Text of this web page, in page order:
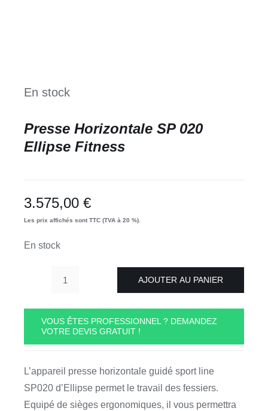
En stock
Presse Horizontale SP 020
Ellipse Fitness
3.575,00 €
Les prix affichés sont TTC (TVA à 20 %).
En stock
quantité
Presse
Horizontale
Fitness
AJOUTER AU PANIER
VOUS ÊTES PROFESSIONNEL ? DEMANDEZ
VOTRE DEVIS GRATUIT !
L’appareil presse horizontale guidé sport line
SP020 d’Ellipse permet le travail des fessiers.
Equipé de sièges ergonomiques, il vous permettra